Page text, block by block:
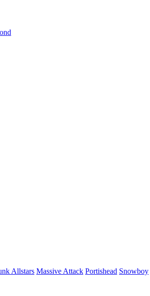
Allstars Massive Attack Portishead Snowboy